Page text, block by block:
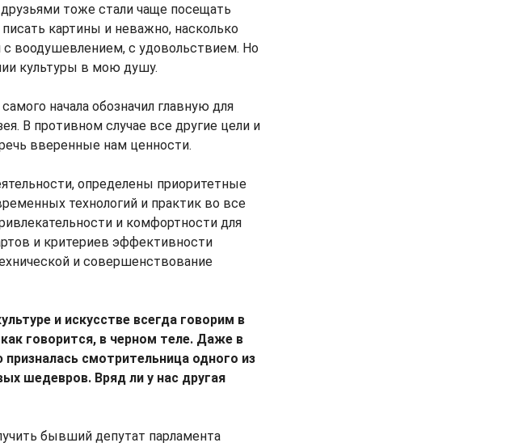
тоже стали чаще посещать
картины и неважно, насколько
воодушевлением, с удовольствием. Но
культуры в мою душу.
начала обозначил главную для
В противном случае все другие цели и
вверенные нам ценности.
определены приоритетные
технологий и практик во все
и комфортности для
и критериев эффективности
и совершенствование
и искусстве всегда говорим в
говорится, в черном теле. Даже в
смотрительница одного из
шедевров. Вряд ли у нас другая
бывший депутат парламента